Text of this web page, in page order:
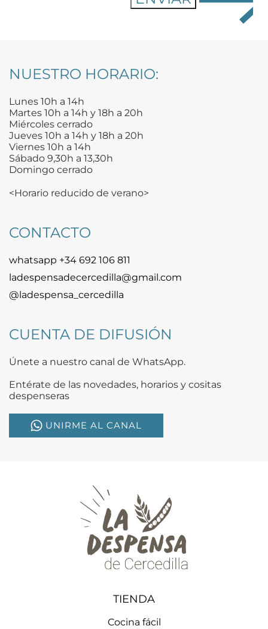
NUESTRO HORARIO:
Lunes 10h a 14h
Martes 10h a 14h y 18h a 20h
Miércoles cerrado
Jueves 10h a 14h y 18h a 20h
Viernes 10h a 14h
Sábado 9,30h a 13,30h
Domingo cerrado
<Horario reducido de verano>
CONTACTO
whatsapp +34 692 106 811
ladespensadecercedilla@gmail.com
@ladespensa_cercedilla
CUENTA DE DIFUSIÓN
Únete a nuestro canal de WhatsApp.
Entérate de las novedades, horarios y cositas
despenseras
UNIRME AL CANAL
TIENDA
Cocina fácil